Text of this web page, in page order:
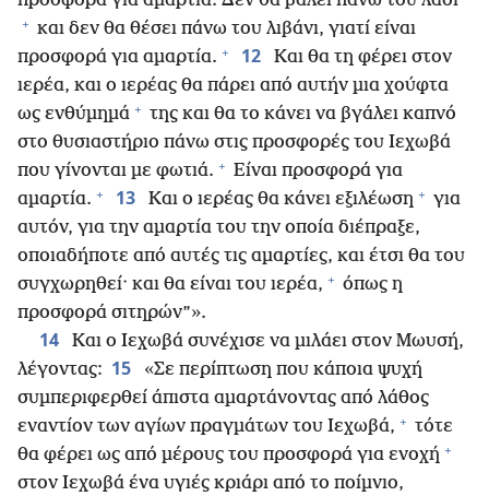
+ και δεν θα θέσει πάνω του λιβάνι, γιατί είναι
προσφορά για αμαρτία. + 12
Και θα τη φέρει στον
ιερέα, και ο ιερέας θα πάρει από αυτήν μια χούφτα
ως ενθύμημά + της και θα το κάνει να βγάλει καπνό
στο θυσιαστήριο πάνω στις προσφορές του Ιεχωβά
που γίνονται με φωτιά. + Είναι προσφορά για
αμαρτία. + 13 Και ο ιερέας θα κάνει εξιλέωση + για
αυτόν, για την αμαρτία του την οποία διέπραξε,
οποιαδήποτε από αυτές τις αμαρτίες, και έτσι θα του
συγχωρηθεί· και θα είναι του ιερέα, + όπως η
προσφορά σιτηρών”».
14
Και ο Ιεχωβά συνέχισε να μιλάει στον Μωυσή,
λέγοντας: 15
«Σε περίπτωση που κάποια ψυχή
συμπεριφερθεί άπιστα αμαρτάνοντας από λάθος
εναντίον των αγίων πραγμάτων του Ιεχωβά, + τότε
θα φέρει ως από μέρους του προσφορά για ενοχή +
στον Ιεχωβά ένα υγιές κριάρι από το ποίμνιο,